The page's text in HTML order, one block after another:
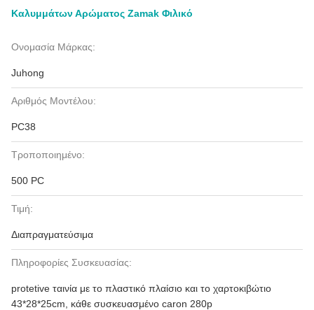
Καλυμμάτων Αρώματος Zamak Φιλικό
Ονομασία Μάρκας:
Juhong
Αριθμός Μοντέλου:
PC38
Τροποποιημένο:
500 PC
Τιμή:
Διαπραγματεύσιμα
Πληροφορίες Συσκευασίας:
protetive ταινία με το πλαστικό πλαίσιο και το χαρτοκιβώτιο
43*28*25cm, κάθε συσκευασμένο caron 280p